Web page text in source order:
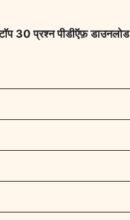
प्रश्न पीडीऍफ़ डाउनलोड